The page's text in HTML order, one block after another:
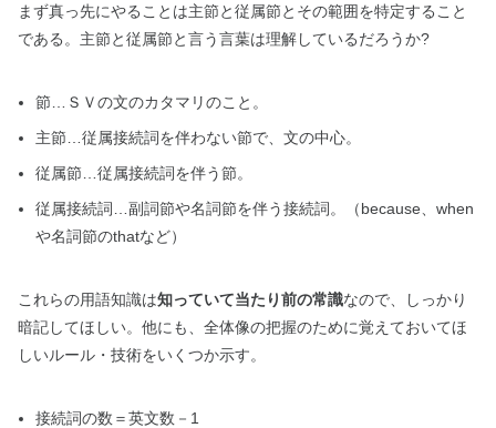
まず真っ先にやることは主節と従属節とその範囲を特定すること
である。主節と従属節と言う言葉は理解しているだろうか?
節…ＳＶの文のカタマリのこと。
主節…従属接続詞を伴わない節で、文の中心。
従属節…従属接続詞を伴う節。
従属接続詞…副詞節や名詞節を伴う接続詞。（because、when
や名詞節のthatなど）
これらの用語知識は知っていて当たり前の常識なので、しっかり
暗記してほしい。他にも、全体像の把握のために覚えておいてほ
しいルール・技術をいくつか示す。
接続詞の数＝英文数－1